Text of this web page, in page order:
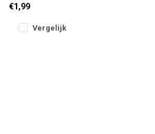
Ontwikkeld om veel water
te v
€1,99
Vergelijk